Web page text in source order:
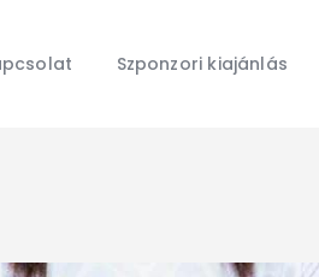
Szponzori kiajánlás